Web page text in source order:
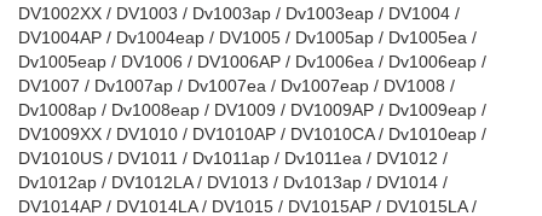
DV1002XX / DV1003 / Dv1003ap / Dv1003eap / DV1004 /
DV1004AP / Dv1004eap / DV1005 / Dv1005ap / Dv1005ea /
Dv1005eap / DV1006 / DV1006AP / Dv1006ea / Dv1006eap /
DV1007 / Dv1007ap / Dv1007ea / Dv1007eap / DV1008 /
Dv1008ap / Dv1008eap / DV1009 / DV1009AP / Dv1009eap /
DV1009XX / DV1010 / DV1010AP / DV1010CA / Dv1010eap /
DV1010US / DV1011 / Dv1011ap / Dv1011ea / DV1012 /
Dv1012ap / DV1012LA / DV1013 / Dv1013ap / DV1014 /
DV1014AP / DV1014LA / DV1015 / DV1015AP / DV1015LA /